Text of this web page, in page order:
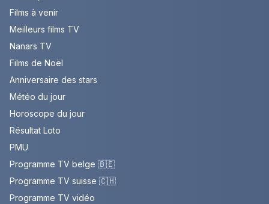
Films à venir
Meilleurs films TV
Nanars TV
Films de Noël
Anniversaire des stars
Météo du jour
Horoscope du jour
Résultat Loto
PMU
Programme TV belge 🇧🇪
Programme TV suisse 🇨🇭
Programme TV vidéo